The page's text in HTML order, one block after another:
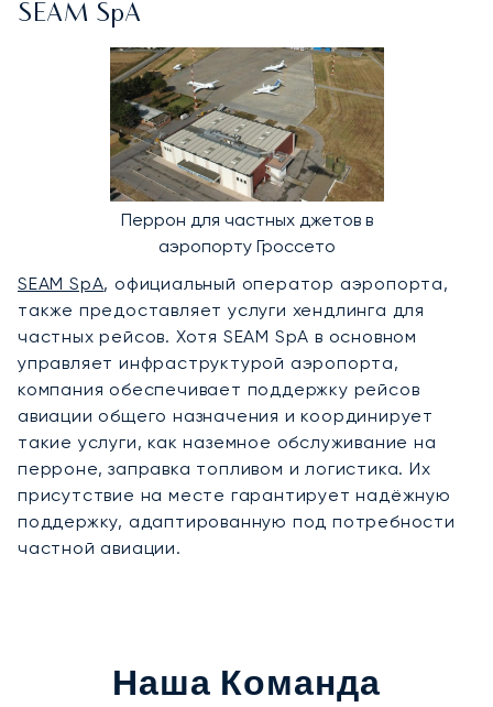
SEAM SpA
Перрон для частных джетов в
аэропорту Гроссето
SEAM SpA, официальный оператор аэропорта,
также предоставляет услуги хендлинга для
частных рейсов. Хотя SEAM SpA в основном
управляет инфраструктурой аэропорта,
компания обеспечивает поддержку рейсов
авиации общего назначения и координирует
такие услуги, как наземное обслуживание на
перроне, заправка топливом и логистика. Их
присутствие на месте гарантирует надёжную
поддержку, адаптированную под потребности
частной авиации.
Наша Команда